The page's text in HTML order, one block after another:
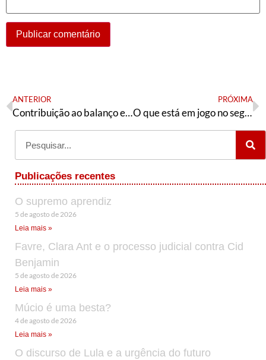
ANTERIOR
Contribuição ao balanço e síntese das eleições 2020 em Santa maria – RS
PRÓXIMA
O que está em jogo no segundo turno
Publicações recentes
O supremo aprendiz
5 de agosto de 2026
Leia mais »
Favre, Clara Ant e o processo judicial contra Cid
Benjamin
5 de agosto de 2026
Leia mais »
Múcio é uma besta?
4 de agosto de 2026
Leia mais »
O discurso de Lula e a urgência do futuro